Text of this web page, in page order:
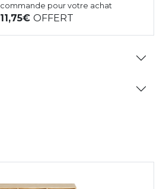
commande pour votre achat
11,75OFFERT